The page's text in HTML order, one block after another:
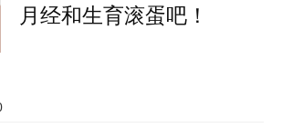
月经和生育滚蛋吧！